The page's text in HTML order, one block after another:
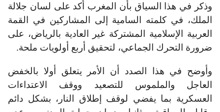
وذكر في هذا السياق بأن المغرب أكد على لسان جلالة
الملك، في كلمته السامية إلى المشاركين في القمة
العربية الإسلامية المشتركة غير العادية بالرياض، على
ضرورة التحرك الجماعي، لتحقيق أربع أولويات ملحة.
وأوضح في هذا الصدد أن الأمر يتعلق أولا بالخفض
العاجل والملموس للتصعيد ووقف الاعتداءات
العسكرية بما يفضي لوقف إطلاق النار، بشكل دائم